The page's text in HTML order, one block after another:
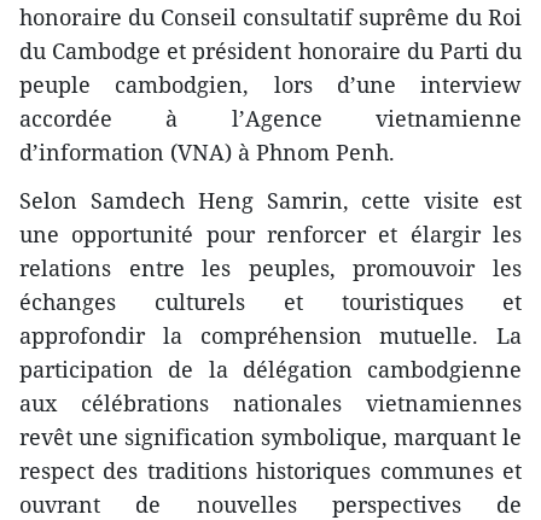
honoraire du Conseil consultatif suprême du Roi
du Cambodge et président honoraire du Parti du
peuple cambodgien, lors d’une interview
accordée à l’Agence vietnamienne
d’information (VNA) à Phnom Penh.
Selon Samdech Heng Samrin, cette visite est
une opportunité pour renforcer et élargir les
relations entre les peuples, promouvoir les
échanges culturels et touristiques et
approfondir la compréhension mutuelle. La
participation de la délégation cambodgienne
aux célébrations nationales vietnamiennes
revêt une signification symbolique, marquant le
respect des traditions historiques communes et
ouvrant de nouvelles perspectives de